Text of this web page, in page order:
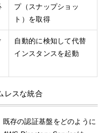
プ（スナップショッ
ト）を取得
自動的に検知して代替
インスタンスを起動
レスな統合
存の認証基盤をどのように